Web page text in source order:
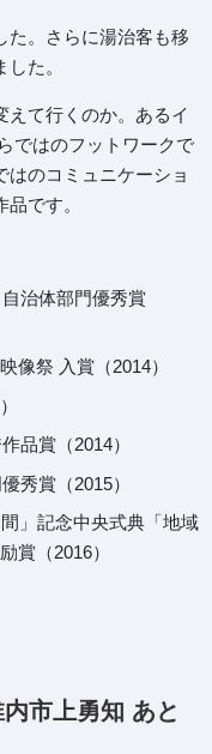
。さらに湯治客も移
た。
て行くのか。あるイ
ではのフットワークで
のコミュニケーショ
です。
治体部門優秀賞
像祭 入賞（2014）
品賞（2014）
秀賞（2015）
」記念中央式典「地域
賞（2016）
市上勇知 あと